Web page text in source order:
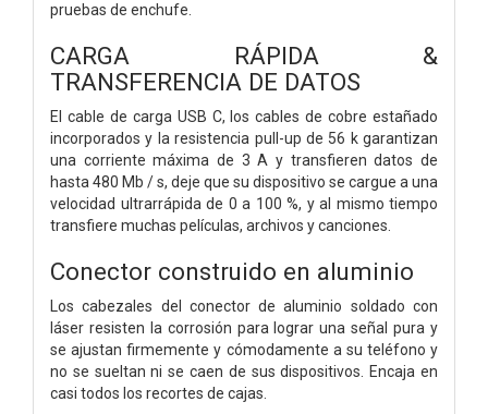
pruebas de enchufe.
CARGA RÁPIDA &
TRANSFERENCIA DE DATOS
El cable de carga USB C, los cables de cobre estañado
incorporados y la resistencia pull-up de 56 k garantizan
una corriente máxima de 3 A y transfieren datos de
hasta 480 Mb / s, deje que su dispositivo se cargue a una
velocidad ultrarrápida de 0 a 100 %, y al mismo tiempo
transfiere muchas películas, archivos y canciones.
Conector construido en aluminio
Los cabezales del conector de aluminio soldado con
láser resisten la corrosión para lograr una señal pura y
se ajustan firmemente y cómodamente a su teléfono y
no se sueltan ni se caen de sus dispositivos. Encaja en
casi todos los recortes de cajas.